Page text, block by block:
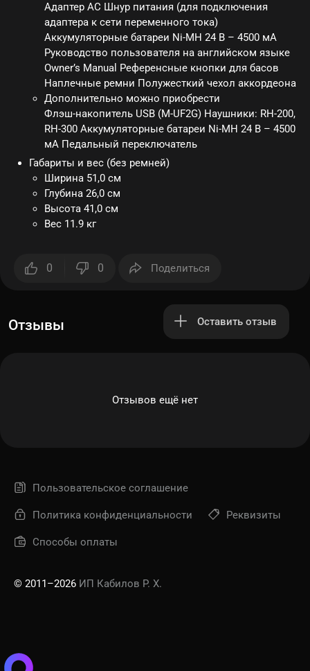
Адаптер AC Шнур питания (для подключения
адаптера к сети переменного тока)
Аккумуляторные батареи Ni-MH 24 В – 4500 мА
Руководство пользователя на английском языке
Owner’s Manual Референсные кнопки для басов
Наплечные ремни Полужесткий чехол аккордеона
Дополнительно можно приобрести
Флэш-накопитель USB (M-UF2G) Наушники: RH-200,
RH-300 Аккумуляторные батареи Ni-MH 24 В – 4500
мА Педальный переключатель
Габариты и вес (без ремней)
Ширина 51,0 см
Глубина 26,0 см
Высота 41,0 см
Вес 11.9 кг
0 0 Поделиться
Отзывы Оставить отзыв
Отзывов ещё нет
Пользовательское соглашение
Политика конфиденциальности Реквизиты
Способы оплаты
© 2011–2026 ИП Кабилов Р. Х.